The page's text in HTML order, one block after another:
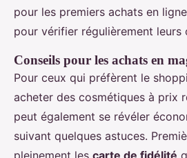
pour les premiers achats en
pour vérifier régulièrement leurs
Conseils pour les achats en
Pour ceux qui préfèrent le
acheter des cosmétiques à prix
peut également se révéler
suivant quelques astuces.
pleinement les carte de fidélité